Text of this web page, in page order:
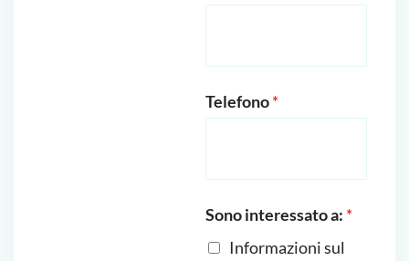
Telefono*
Sono interessato a: *
Informazioni sul